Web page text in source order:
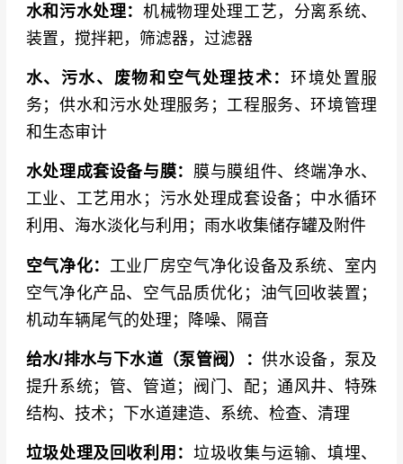
水和污水处理：机械物理处理工艺，分离系统、
装置，搅拌耙，筛滤器，过滤器
水、污水、废物和空气处理技术： 环境处置服
务；供水和污水处理服务；工程服务、环境管理
和生态审计
水处理成套设备与膜： 膜与膜组件、终端净水、
工业、工艺用水；污水处理成套设备；中水循环
利用、海水淡化与利用；雨水收集储存罐及附件
空气净化： 工业厂房空气净化设备及系统、室内
空气净化产品、空气品质优化；油气回收装置；
机动车辆尾气的处理；降噪、隔音
给水/排水与下水道（泵管阀）：供水设备，泵及
提升系统；管、管道；阀门、配；通风井、特殊
结构、技术；下水道建造、系统、检查、清理
垃圾处理及回收利用： 垃圾收集与运输、填埋、